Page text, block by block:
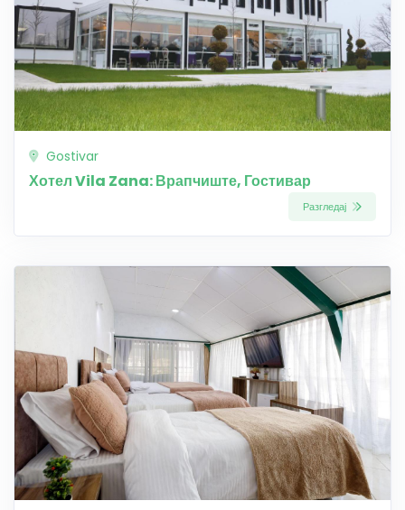
Gostivar
Хотел Vila Zana: Врапчиште, Гостивар
Разгледај